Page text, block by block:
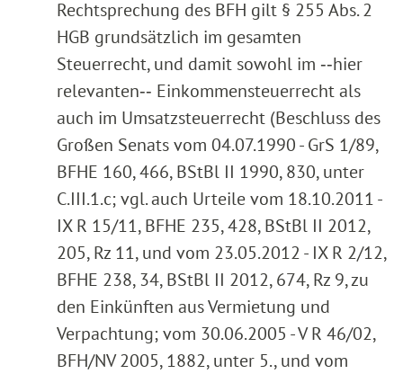
Rechtsprechung des BFH gilt § 255 Abs. 2
HGB grundsätzlich im gesamten
Steuerrecht, und damit sowohl im ‑‑hier
relevanten‑‑ Einkommensteuerrecht als
auch im Umsatzsteuerrecht (Beschluss des
Großen Senats vom 04.07.1990 - GrS 1/89,
BFHE 160, 466, BStBl II 1990, 830, unter
C.III.1.c; vgl. auch Urteile vom 18.10.2011 -
IX R 15/11, BFHE 235, 428, BStBl II 2012,
205, Rz 11, und vom 23.05.2012 - IX R 2/12,
BFHE 238, 34, BStBl II 2012, 674, Rz 9, zu
den Einkünften aus Vermietung und
Verpachtung; vom 30.06.2005 - V R 46/02,
BFH/NV 2005, 1882, unter 5., und vom